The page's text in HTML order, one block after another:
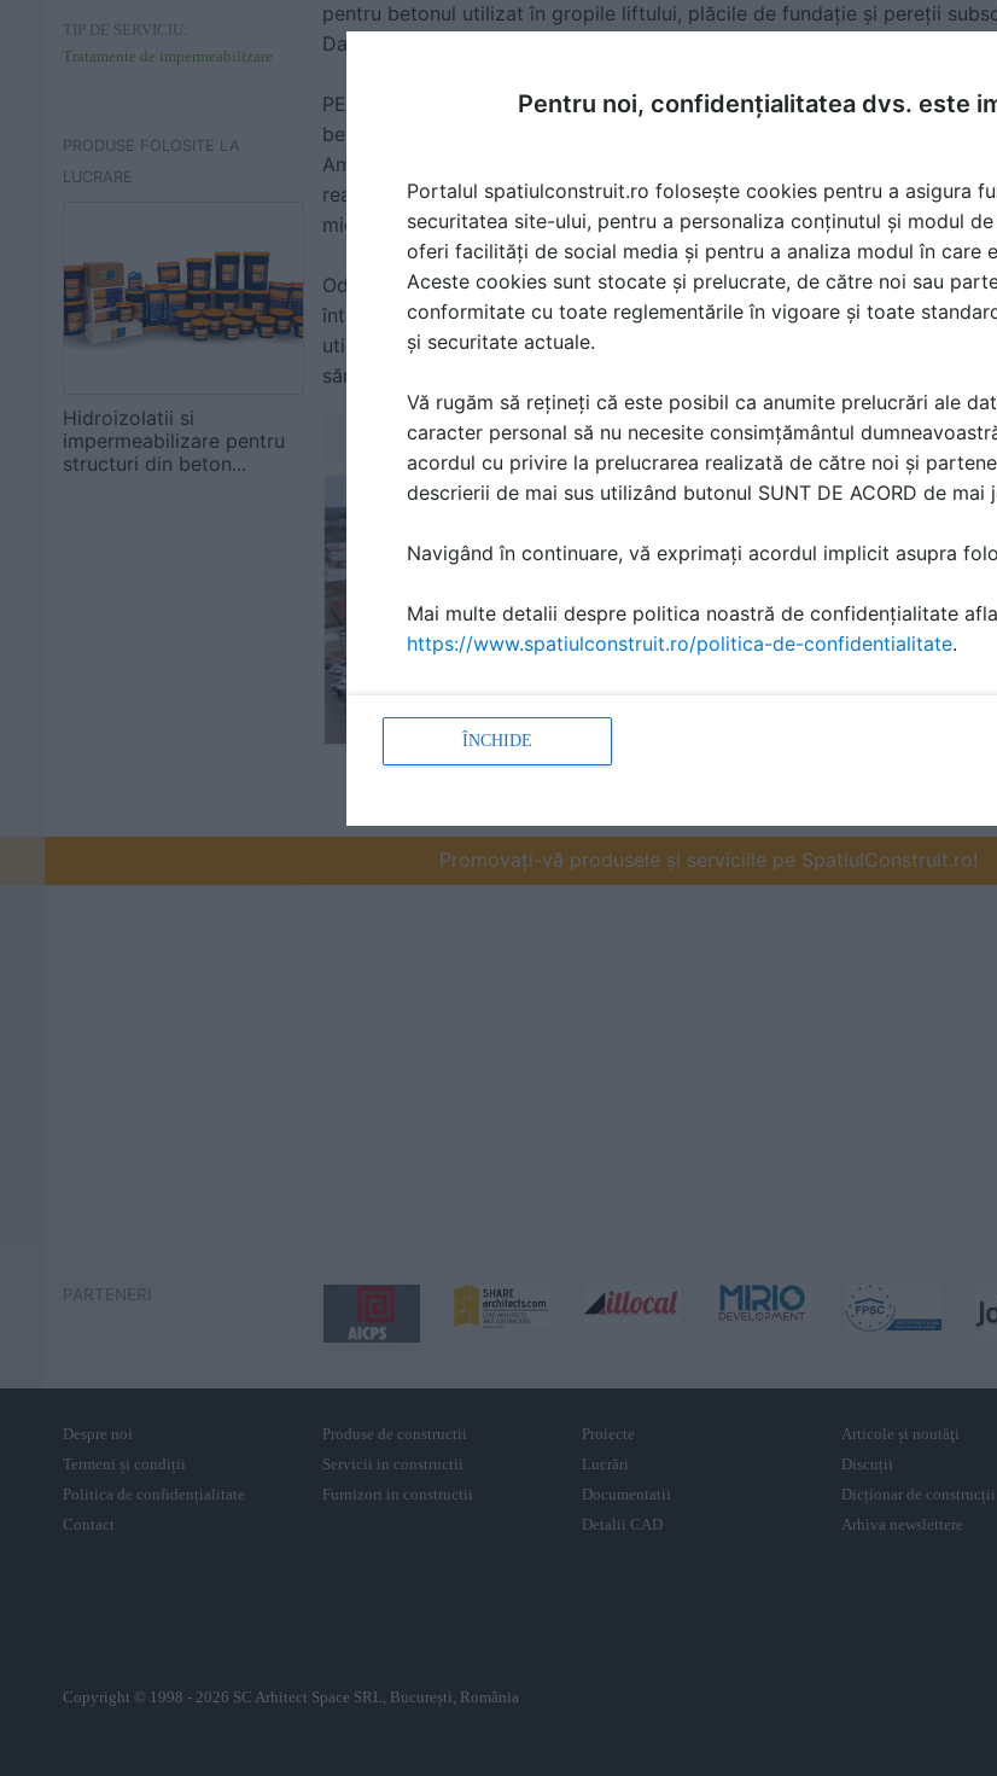
TIP DE SERVICIU:
Tratamente de impermeabilizare
PRODUSE FOLOSITE LA
LUCRARE
Hidroizolatii si
impermeabilizare pentru
structuri din beton...
pentru betonul utilizat în gropile liftului, plăcile de fundație și pereții
David și Bonnie Brunner de la Purdue
PENETRON ADMIX SB, un aditiv de impermeabilizare a betonului,
beton de sub nivelul solului ale complexului. Ambalajul în saci solubili
Amestecate cu ușurință în beton în timpul fazei de dozare, ingredientele
reacționează cu umiditatea pentru a forma cristale insolubile care se
microfisurile, porii și capilarele din beton, devenind parte integrantă a
Odată adăugat în timpul fazei de dozare, PENETRON ADMIX devine o
întreaga durată de viață a acestuia. În plus, produsele Penetron sunt
utilizarea de materiale de acoperire care conțin VOC sau de gudron și
sănătos în campusul complexului veterinar al Universității Purdue.
Promovați-vă produsele și serviciile pe SpatiulConstruit.ro!
PARTENERI
Despre noi
Termeni și condiții
Politica de confidențialitate
Contact
Produse de constructii
Servicii in constructii
Furnizori in constructii
Proiecte
Lucrări
Documentatii
Detalii CAD
Articole și noutăţi
Discuții
Dicționar de construcții
Arhiva newslettere
Copyright © 1998 - 2026 SC Arhitect Space SRL, București, România
Pentru noi, confidențialitatea dvs. este
Portalul spatiulconstruit.ro folosește cookies pentru a asigura
securitatea site-ului, pentru a personaliza conținutul și modul
oferi facilități de social media și pentru a analiza modul în care
Aceste cookies sunt stocate și prelucrate, de către noi sau
conformitate cu toate reglementările în vigoare și toate
și securitate actuale.
Vă rugăm să rețineți că este posibil ca anumite prelucrări ale
caracter personal să nu necesite consimțământul
acordul cu privire la prelucrarea realizată de către noi și
descrierii de mai sus utilizând butonul SUNT DE ACORD de mai
Navigând în continuare, vă exprimați acordul implicit asupra
Mai multe detalii despre politica noastră de confidențialitate
https://www.spatiulconstruit.ro/politica-de-confidentialitate.
ÎNCHIDE